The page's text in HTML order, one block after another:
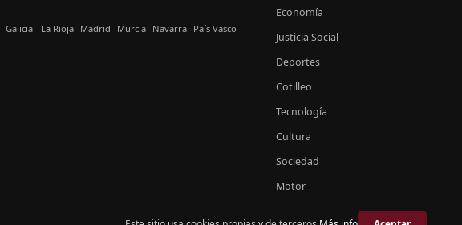
Galicia La Rioja Madrid Murcia Navarra País Vasco
Economía
Justicia Social
Deportes
Cotilleo
Tecnología
Cultura
Sociedad
Motor